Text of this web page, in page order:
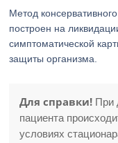
Метод
построен на
симптоматической
защиты организма.
Для справки! При
пациента
условиях